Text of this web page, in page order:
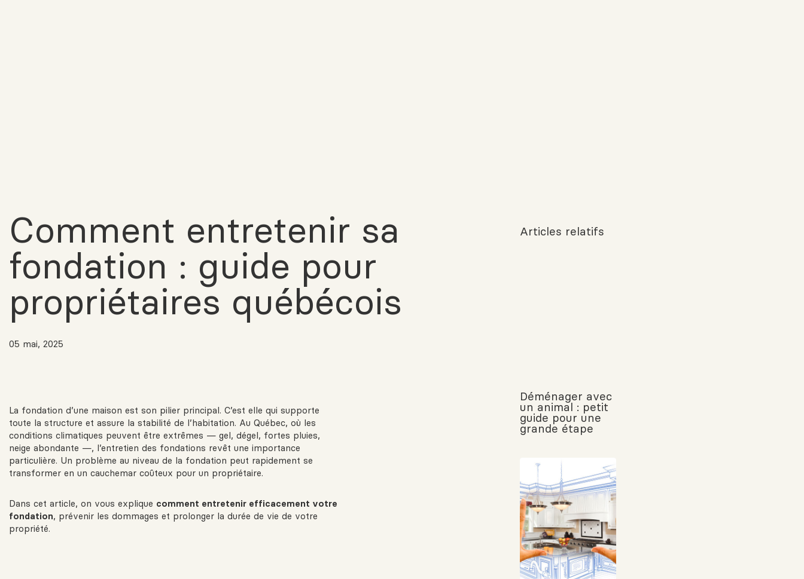
Comment entretenir sa
fondation : guide pour
propriétaires québécois
05 mai, 2025
La fondation d’une maison est son pilier principal. C’est elle qui supporte
toute la structure et assure la stabilité de l’habitation. Au Québec, où les
conditions climatiques peuvent être extrêmes — gel, dégel, fortes pluies,
neige abondante —, l’entretien des fondations revêt une importance
particulière. Un problème au niveau de la fondation peut rapidement se
transformer en un cauchemar coûteux pour un propriétaire.
Dans cet article, on vous explique comment entretenir efficacement votre
fondation, prévenir les dommages et prolonger la durée de vie de votre
propriété.
Articles relatifs
Déménager avec
un animal : petit
guide pour une
grande étape